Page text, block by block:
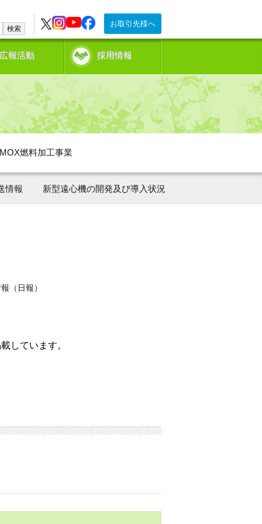
お取引先様へ
検索
報活動 採用情報
燃料加工事業
情報 新型遠心機の開発及び導入状況
（日報）
しています。